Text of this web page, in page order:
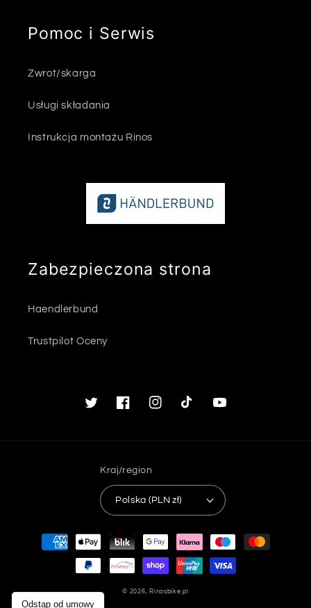
Pomoc i Serwis
Zwrot/skarga
Usługi składania
Instrukcja montażu Rinos
Zabezpieczona strona
Haendlerbund
Trustpilot Oceny
TwitterFacebookInstagramTikTok Youtube
Kraj/region
Polska (PLN zł)
Metody
płatności
© 2026, Rinosbike.pl
Odstąp od umowy